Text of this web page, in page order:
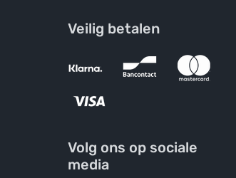
Veilig betalen
Volg ons op sociale
media